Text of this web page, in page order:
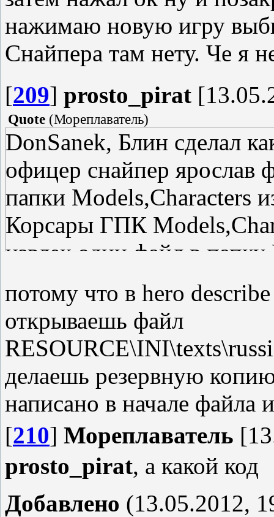
нажимаю новую игру
Снайпера там нету. Че я
[209] prosto_pirat
Quote (Мореплаватель)
DonSanek, Блин сделал
офицер снайпер ярослав
папки Models,Characters
Корсары ГПК
извлек один файл в
затем нажал ок ну и
нажимаю новую игру
Снайпера там нету. Че я
потому что в hero
открываешь файл
делаешь резервную
написано в начале файла
[210] Мореплаватель
prosto_pirat, а какой код
Добавлено (13.05.2012,